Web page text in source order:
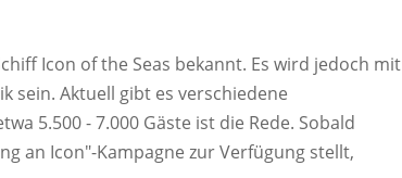
Icon of the Seas bekannt. Es wird jedoch mit
sein. Aktuell gibt es verschiedene
5.500 - 7.000 Gäste ist die Rede. Sobald
an Icon"-Kampagne zur Verfügung stellt,